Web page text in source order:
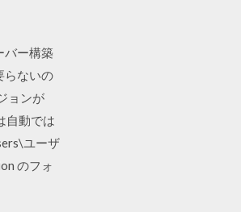
バー構築
らないの
ョンが
自動では
ユーザ
のフォ